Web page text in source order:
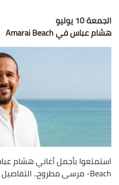
الجمعة 10 يوليو
هشام عباس في Amarai Beach
Beach- مرسى مطروح.. التفاصيل